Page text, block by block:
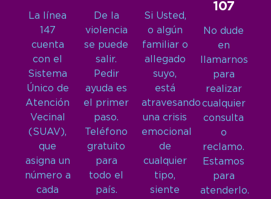
La línea
147
cuenta
con el
Sistema
Único de
Atención
Vecinal
(SUAV),
que
asigna un
número a
cada
De la
violencia
se puede
salir.
Pedir
ayuda es
el primer
paso.
Teléfono
gratuito
para
todo el
país.
Si Usted,
o algún
familiar o
allegado
suyo,
está
atravesando
una crisis
emocional
de
cualquier
tipo,
siente
107
No dude
en
llamarnos
para
realizar
cualquier
consulta
o
reclamo.
Estamos
para
atenderlo.